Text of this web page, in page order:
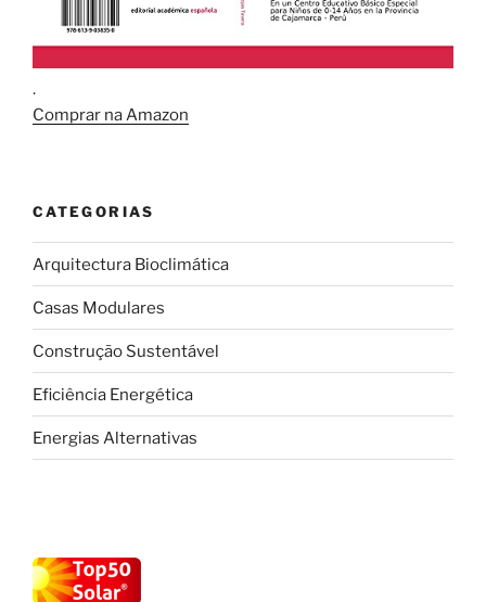
.
Comprar na Amazon
CATEGORIAS
Arquitectura Bioclimática
Casas Modulares
Construção Sustentável
Eficiência Energética
Energias Alternativas